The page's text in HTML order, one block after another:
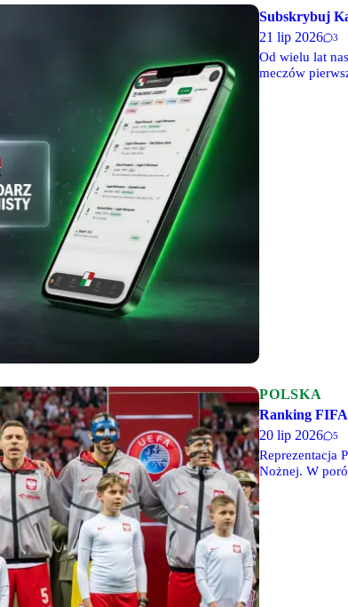
Subskrybuj
21 lip 2026
3
Od wielu lat
meczów
POLSKA
Ranking
20 lip 2026
5
Reprezentacja
Nożnej. W